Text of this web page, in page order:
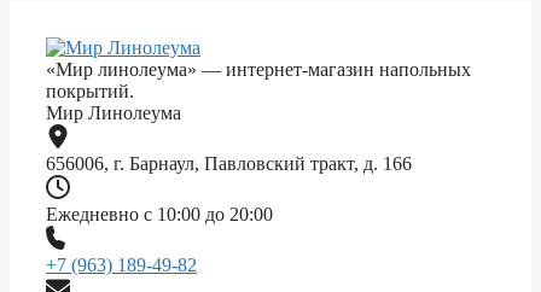
«Мир линолеума» — интернет-магазин напольных
покрытий.
Мир Линолеума
656006, г. Барнаул, Павловский тракт, д. 166
Ежедневно с 10:00 до 20:00
+7 (963) 189-49-82